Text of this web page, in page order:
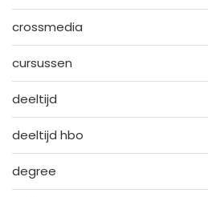
crossmedia
cursussen
deeltijd
deeltijd hbo
degree